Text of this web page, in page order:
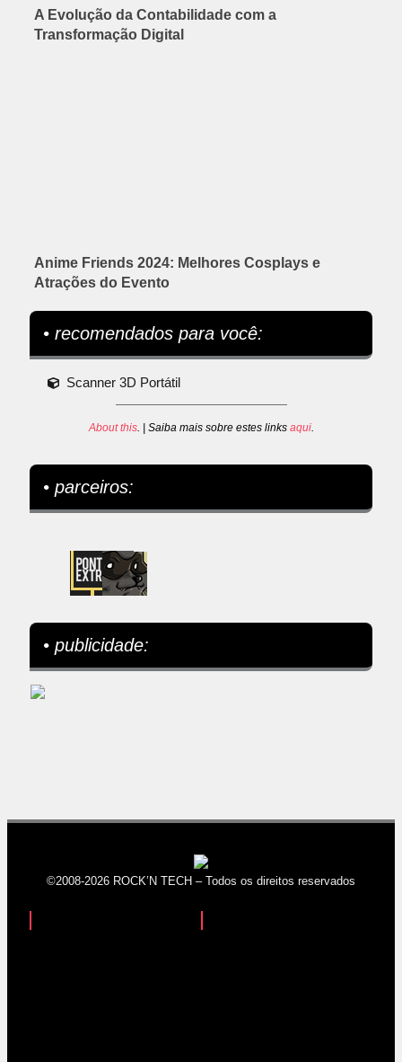
A Evolução da Contabilidade com a
Transformação Digital
Anime Friends 2024: Melhores Cosplays e
Atrações do Evento
• recomendados para você:
Scanner 3D Portátil
About this. | Saiba mais sobre estes links aqui.
• parceiros:
• publicidade:
©2008-2026 ROCK’N TECH – Todos os direitos reservados